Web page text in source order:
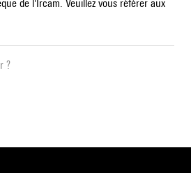
de l'Ircam. Veuillez vous référer aux
?